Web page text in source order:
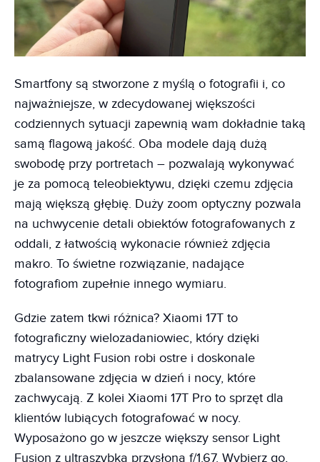
Smartfony są stworzone z myślą o fotografii i, co
najważniejsze, w zdecydowanej większości
codziennych sytuacji zapewnią wam dokładnie taką
samą flagową jakość. Oba modele dają dużą
swobodę przy portretach – pozwalają wykonywać
je za pomocą teleobiektywu, dzięki czemu zdjęcia
mają większą głębię. Duży zoom optyczny pozwala
na uchwycenie detali obiektów fotografowanych z
oddali, z łatwością wykonacie również zdjęcia
makro. To świetne rozwiązanie, nadające
fotografiom zupełnie innego wymiaru.
Gdzie zatem tkwi różnica? Xiaomi 17T to
fotograficzny wielozadaniowiec, który dzięki
matrycy Light Fusion robi ostre i doskonale
zbalansowane zdjęcia w dzień i nocy, które
zachwycają. Z kolei Xiaomi 17T Pro to sprzęt dla
klientów lubiących fotografować w nocy.
Wyposażono go w jeszcze większy sensor Light
Fusion z ultraszybką przysłoną f/1.67. Wybierz go,